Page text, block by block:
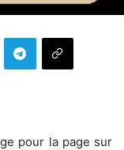
pour la page sur